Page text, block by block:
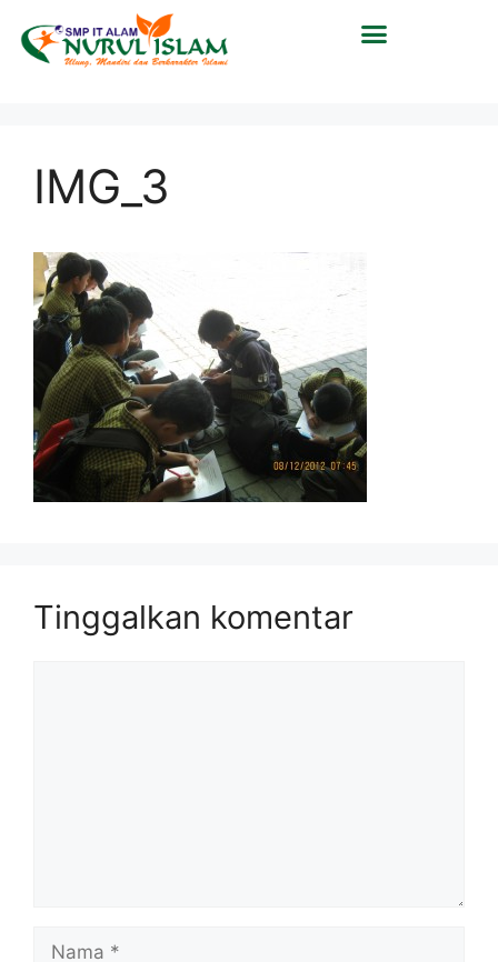
IMG_3
Tinggalkan komentar